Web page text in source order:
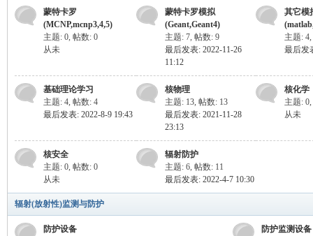
蒙特卡罗
(MCNP,mcnp3,4,5)
主题: 0, 帖数: 0
从未
蒙特卡罗模拟
(Geant,Geant4)
主题: 7, 帖数: 9
最后发表: 2022-11-26
11:12
其它模
主题: 4,
最后发
基础理论学习
主题: 4, 帖数: 4
最后发表: 2022-8-9 19:43
核物理
主题: 13, 帖数: 13
最后发表: 2021-11-28
23:13
核化学
主题: 0,
从未
核安全
主题: 0, 帖数: 0
从未
辐射防护
主题: 6, 帖数: 11
最后发表: 2022-4-7 10:30
辐射(放射性)监测与防护
防护设备
防护监测设备